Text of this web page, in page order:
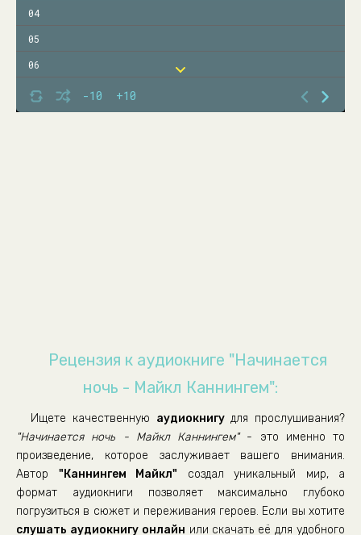
-10 +10
04
05
06
07
08
Рецензия к аудиокниге "Начинается
ночь - Майкл Каннингем":
Ищете качественную аудиокнигудля прослушивания?
"Начинается ночь - Майкл Каннингем"- это именно то
произведение, которое заслуживает вашего внимания.
Автор "Каннингем Майкл" создал уникальный мир, а
формат аудиокниги позволяет максимально глубоко
погрузиться в сюжет и переживания героев. Если вы хотите
слушать аудиокнигу онлайн или скачать её для удобного